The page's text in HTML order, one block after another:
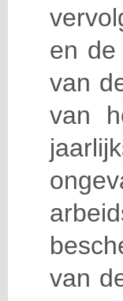
en de
van
van
van